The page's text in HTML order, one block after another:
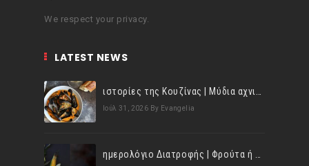
We respect your privacy.
LATEST NEWS
Ιούλ 31, 2026 By Evangelia